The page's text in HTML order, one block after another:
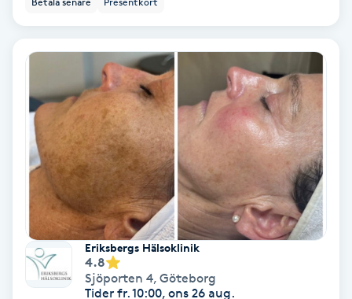
Balayage
Bambumassage
Barber
BarnklippningEriksbergs Hälsoklinik
4.8
Sjöporten 4, Göteborg
Tider fr. 10:00, ons 26 aug.